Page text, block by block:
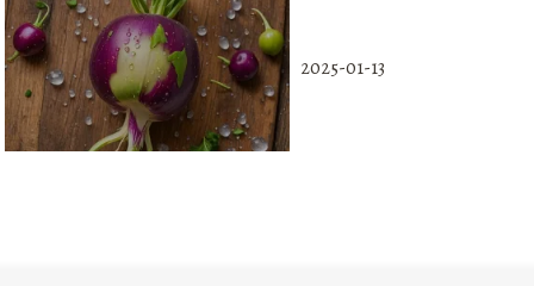
2025-01-13